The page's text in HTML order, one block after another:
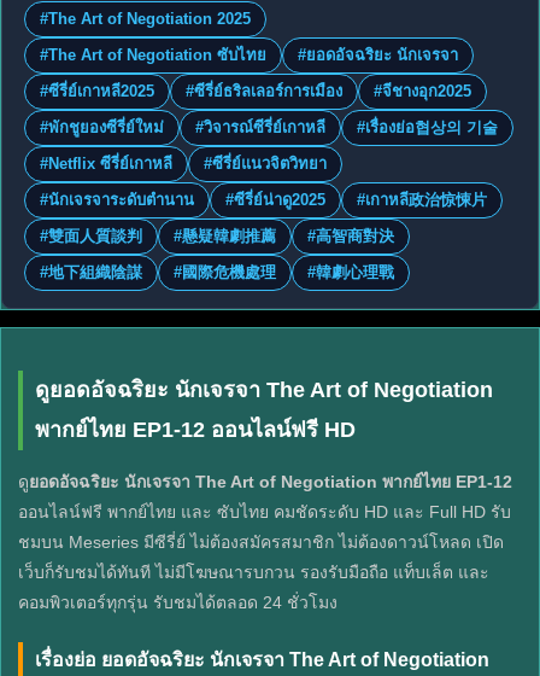
#The Art of Negotiation 2025
#The Art of Negotiation ซับไทย
#ยอดอัจฉริยะ นักเจรจา
#ซีรี่ย์เกาหลี2025
#ซีรี่ย์ธริลเลอร์การเมือง
#จีชางอุก2025
#พักชูยองซีรี่ย์ใหม่
#วิจารณ์ซีรี่ย์เกาหลี
#เรื่องย่อ협상의 기술
#Netflix ซีรี่ย์เกาหลี
#ซีรี่ย์แนวจิตวิทยา
#นักเจรจาระดับตำนาน
#ซีรี่ย์น่าดู2025
#เกาหลี政治惊悚片
#雙面人質談判
#懸疑韓劇推薦
#高智商對決
#地下組織陰謀
#國際危機處理 #韓劇心理戰
ดูยอดอัจฉริยะ นักเจรจา The Art of Negotiation
พากย์ไทย EP1-12 ออนไลน์ฟรี HD
ดูยอดอัจฉริยะ นักเจรจา The Art of Negotiation พากย์ไทย EP1-12
ออนไลน์ฟรี พากย์ไทย และ ซับไทย คมชัดระดับ HD และ Full HD รับ
ชมบน Meseries มีซีรี่ย์ ไม่ต้องสมัครสมาชิก ไม่ต้องดาวน์โหลด เปิด
เว็บก็รับชมได้ทันที ไม่มีโฆษณารบกวน รองรับมือถือ แท็บเล็ต และ
คอมพิวเตอร์ทุกรุ่น รับชมได้ตลอด 24 ชั่วโมง
เรื่องย่อ ยอดอัจฉริยะ นักเจรจา The Art of Negotiation